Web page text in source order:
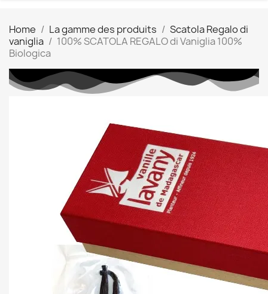
Home La gamme des produits
Scatola Regalo di
vaniglia
100% SCATOLA REGALO di Vaniglia 100%
Biologica